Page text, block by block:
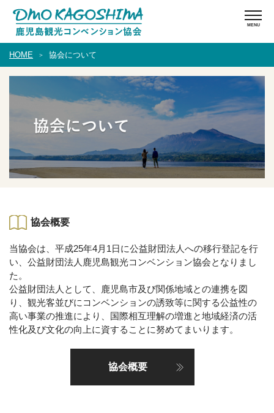
HOME 協会について
協会概要
当協会は、平成25年4月1日に公益財団法人への移行登記を行
い、公益財団法人鹿児島観光コンベンション協会となりまし
た。
公益財団法人として、鹿児島市及び関係地域との連携を図
り、観光客並びにコンベンションの誘致等に関する公益性の
高い事業の推進により、国際相互理解の増進と地域経済の活
性化及び文化の向上に資することに努めてまいります。
協会概要